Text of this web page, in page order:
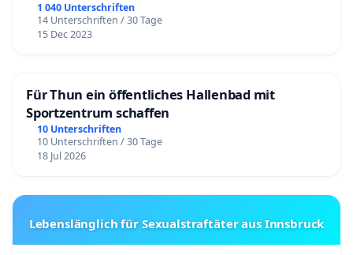
1 040 Unterschriften
14 Unterschriften / 30 Tage
15 Dec 2023
Für Thun ein öffentliches Hallenbad mit
Sportzentrum schaffen
10 Unterschriften
10 Unterschriften / 30 Tage
18 Jul 2026
Lebenslänglich für Sexualstraftäter aus Innsbruck